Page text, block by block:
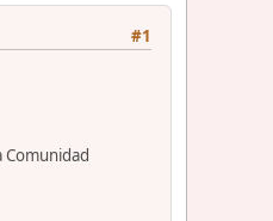
#1